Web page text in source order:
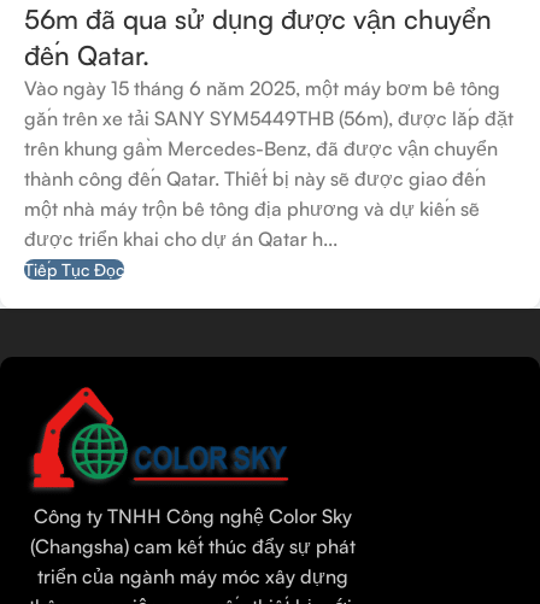
56m đã qua sử dụng được vận chuyển
đến Qatar.
Vào ngày 15 tháng 6 năm 2025, một máy bơm bê tông
gắn trên xe tải SANY SYM5449THB (56m), được lắp đặt
trên khung gầm Mercedes-Benz, đã được vận chuyển
thành công đến Qatar. Thiết bị này sẽ được giao đến
một nhà máy trộn bê tông địa phương và dự kiến sẽ
được triển khai cho dự án Qatar h...
Tiếp Tục Đọc
Công ty TNHH Công nghệ Color Sky
(Changsha) cam kết thúc đẩy sự phát
triển của ngành máy móc xây dựng
Russian
Hindi
Urdu
Tamil